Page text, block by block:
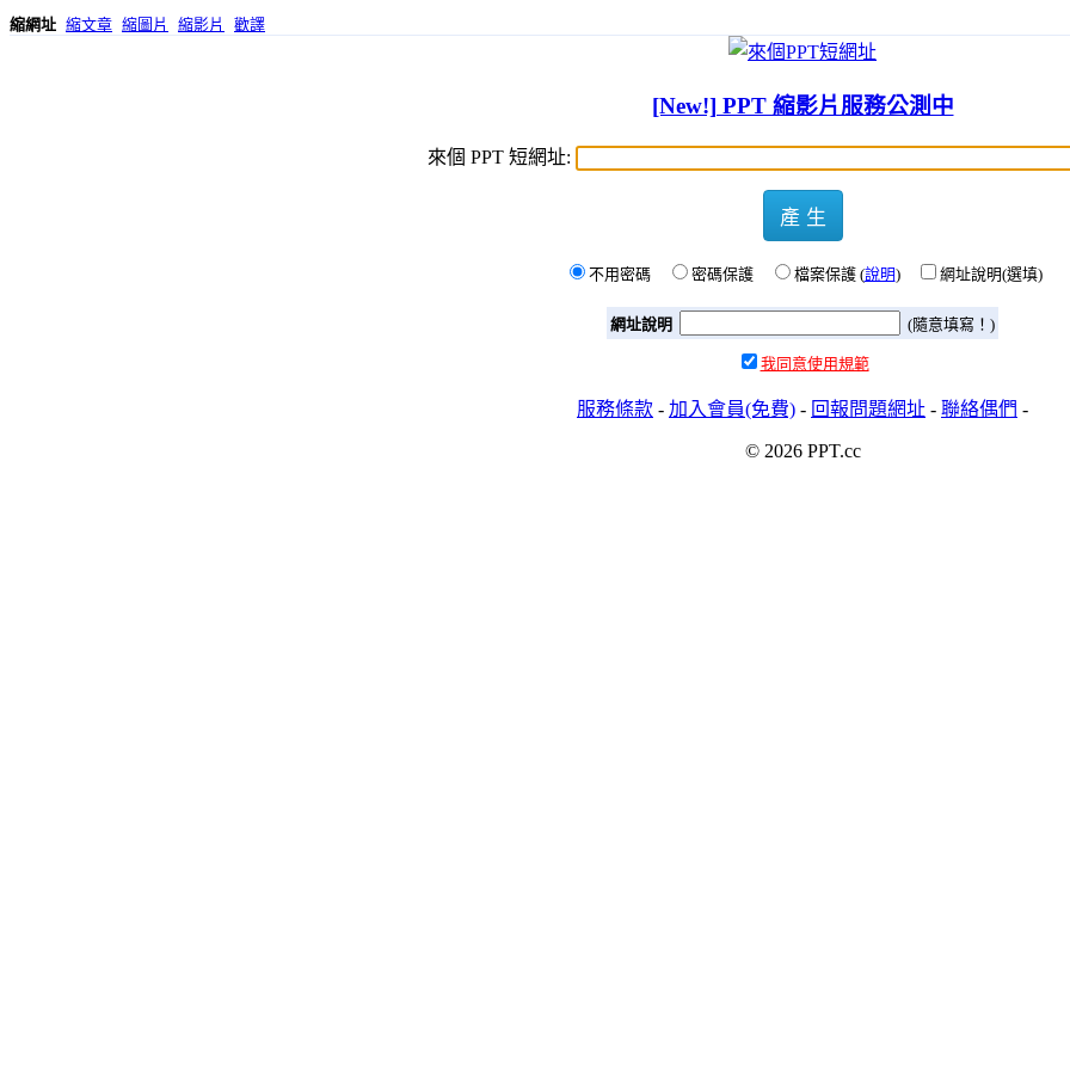
縮網址 縮文章 縮圖片 縮影片 歡譯
[New!] PPT 縮影片服務公測中
來個 PPT 短網址:
產 生
不用密碼 密碼保護 檔案保護 (說明) 網址說明(選填)
網址說明 (隨意填寫！)
我同意使用規範
服務條款 - 加入會員(免費) - 回報問題網址 - 聯絡偶們 -
© 2026 PPT.cc